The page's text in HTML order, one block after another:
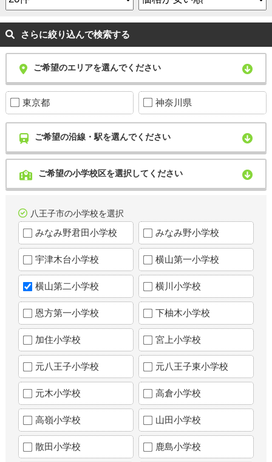
さらに絞り込んで検索する
ご希望のエリアを選んでください
東京都 神奈川県
ご希望の沿線・駅を選んでください
ご希望の小学校区を選択してください
八王子市の小学校を選択
みなみ野君田小学校 みなみ野小学校
宇津木台小学校 横山第一小学校
横山第二小学校 横川小学校
恩方第一小学校 下柚木小学校
加住小学校 宮上小学校
元八王子小学校 元八王子東小学校
元木小学校 高倉小学校
高嶺小学校 山田小学校
散田小学校 鹿島小学校